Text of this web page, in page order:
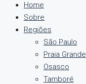
Home
Sobre
Regiões
São Paulo
Praia Grande
Osasco
Tamboré